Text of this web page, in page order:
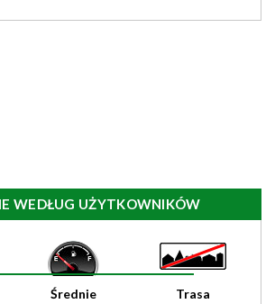
WEDŁUG UŻYTKOWNIKÓW
Średnie Trasa